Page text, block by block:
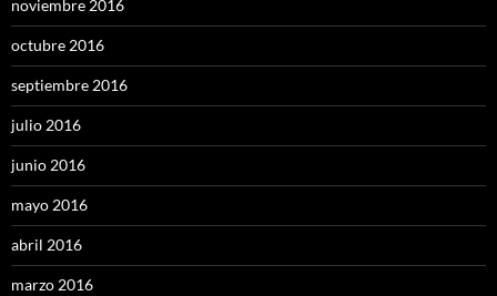
noviembre 2016
octubre 2016
septiembre 2016
julio 2016
junio 2016
mayo 2016
abril 2016
marzo 2016